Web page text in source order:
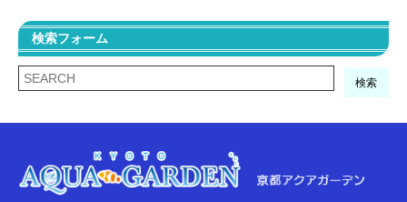
検索フォーム
検索